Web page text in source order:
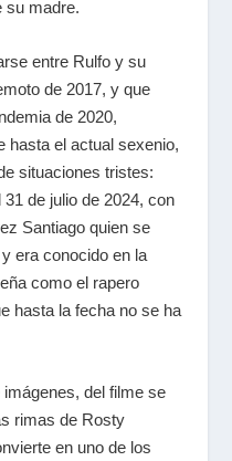
su madre.
entre Rulfo y su
de 2017, y que
de 2020,
hasta el actual sexenio,
situaciones tristes:
de julio de 2024, con
Santiago quien se
era conocido en la
como el rapero
hasta la fecha no se ha
del filme se
rimas de Rosty
en uno de los